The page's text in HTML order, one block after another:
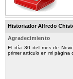
Historiador Alfredo
Agradecimiento
El día 30 del mes de
primer artículo en mi página